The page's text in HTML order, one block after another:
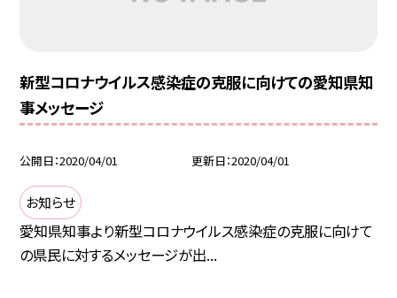
新型コロナウイルス感染症の克服に向けての愛知県知
事メッセージ
公開日 2020/04/01 更新日 2020/04/01
お知らせ
愛知県知事より新型コロナウイルス感染症の克服に向けて
の県民に対するメッセージが出...